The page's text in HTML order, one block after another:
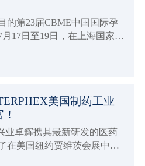
的第23届CBME中国国际孕
17日至19日，在上海国家会
携其引以为傲的母婴与卫洁
美国制药工业
业卓辉携其最新研发的医药
在美国纽约贾维茨会展中心